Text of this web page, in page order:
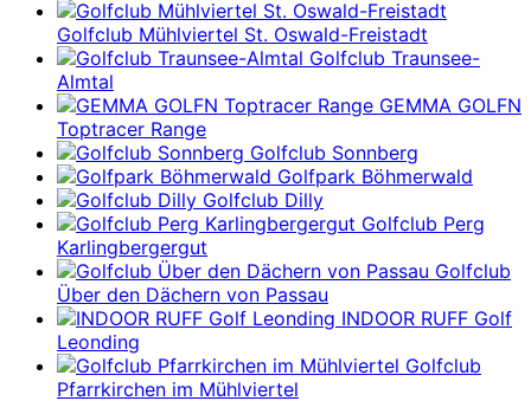
Golfclub Mühlviertel St. Oswald-Freistadt
Golfclub Traunsee-
Almtal
GEMMA GOLFN
Toptracer Range
Golfclub Sonnberg
Golfpark Böhmerwald
Golfclub Dilly
Golfclub Perg
Karlingbergergut
Golfclub
Über den Dächern von Passau
INDOOR RUFF Golf
Leonding
Golfclub
Pfarrkirchen im Mühlviertel